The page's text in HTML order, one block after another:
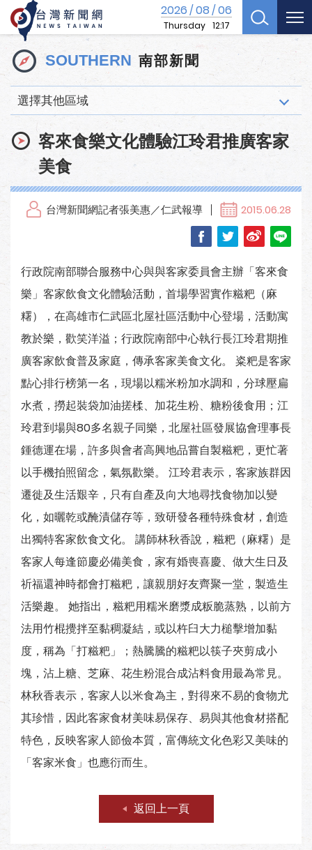
2026/08/06
Thursday 12:17
SOUTHERN 南部新聞
選擇其他區域
客來食樂文化體驗江玲君推廣客家
美食
台灣新聞網記者張美惠／仁武報導 2015.06.28
行政院南部聯合服務中心與與客家委員會主辦「客來食
樂」客家飲食文化體驗活動，首場學習實作糍粑（麻
糬），在高雄市仁武區北屋社區活動中心登場，活動寓
教於樂，歡笑洋溢；行政院南部中心執行長江玲君期推
廣客家飲食普及家庭，傳承客家美食文化。 粢粑是客家
點心排行榜第一名，現場以糯米粉加水調和，分球壓扁
水煮，撈起裝袋加油搓楺、加花生粉、糖粉後食用；江
玲君到場與80多名親子同樂，北屋社區發展協會理事長
鍾德運在場，許多與會者高興地品嘗自製糍粑，更忙著
以手機拍照留念，氣氛歡樂。 江玲君表示，客家族群因
遷徙及生活艱辛，只有自產及向大地尋找食物加以變
化，如曬乾或醃漬儲存等，致研發各種特殊食材，創造
出獨特客家飲食文化。 講師林秋香說，糍粑（麻糬）是
客家人每逢節慶必備美食，家有婚喪喜慶、做大生日及
祈福還神時都會打糍粑，讓親朋好友齊聚一堂，製造生
活樂趣。 她指出，糍粑用糯米磨漿成粄脆蒸熟，以前方
法用竹棍攪拌至黏稠凝結，或以杵臼大力槌擊增加黏
度，稱為「打糍粑」；熱騰騰的糍粑以筷子夾剪成小
塊，沾上糖、芝麻、花生粉混合成沾料食用最為常見。
林秋香表示，客家人以米食為主，對得來不易的食物尤
其珍惜，因此客家食材美味易保存、易與其他食材搭配
特色，反映客家人節儉本質，富傳統文化色彩又美味的
「客家米食」也應衍而生。
返回上一頁